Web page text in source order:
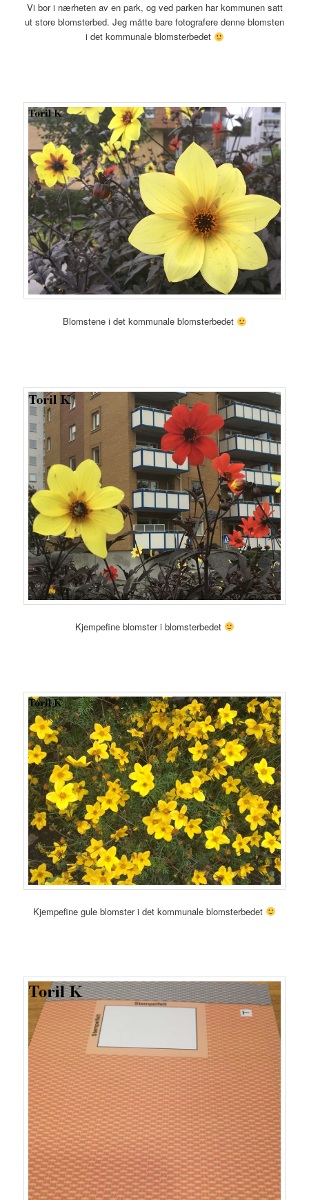
Vi bor i nærheten av en park, og ved parken har kommunen satt
ut store blomsterbed. Jeg måtte bare fotografere denne blomsten
i det kommunale blomsterbedet
Blomstene i det kommunale blomsterbedet
Kjempefine blomster i blomsterbedet
Kjempefine gule blomster i det kommunale blomsterbedet